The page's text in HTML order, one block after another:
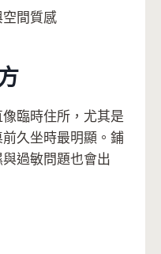
空間質感
臨時住所，尤其是
久坐時最明顯。鋪
過敏問題也會出